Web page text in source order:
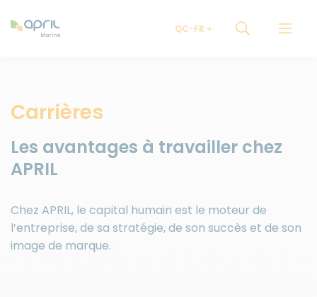
QC-FR
Carrières
Les avantages à travailler chez
APRIL
Chez APRIL, le capital humain est le moteur de
l’entreprise, de sa stratégie, de son succès et de son
image de marque.